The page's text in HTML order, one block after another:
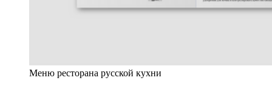
Меню ресторана русской кухни